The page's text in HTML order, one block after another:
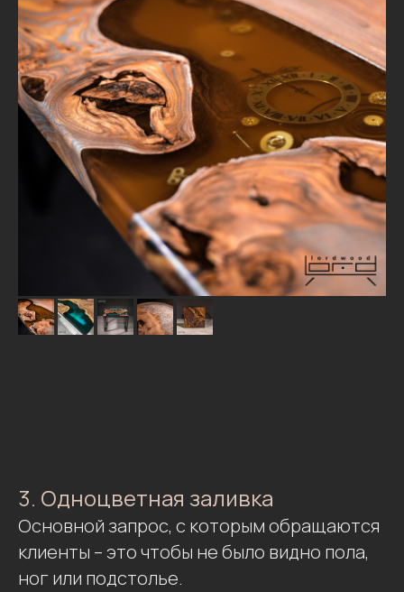
3. Одноцветная заливка
Основной запрос, с которым обращаются
клиенты – это чтобы не было видно пола,
ног или подстолье.